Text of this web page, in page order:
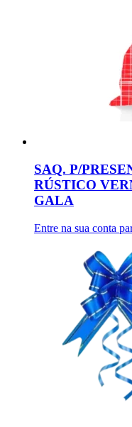
SAQ. P/
RÚSTICO
GALA
Entre na sua conta